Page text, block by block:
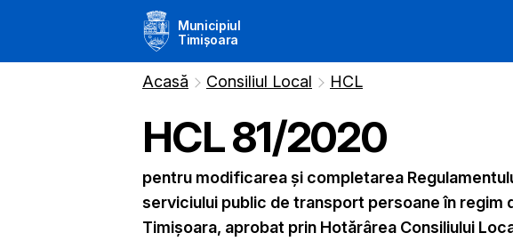
Municipiul
Timișoara
Acasă Consiliul Local HCL
HCL81/2020
pentru modificarea şi completarea
serviciului public de transport persoane în regim
Timişoara, aprobat prin Hotărârea Consiliului